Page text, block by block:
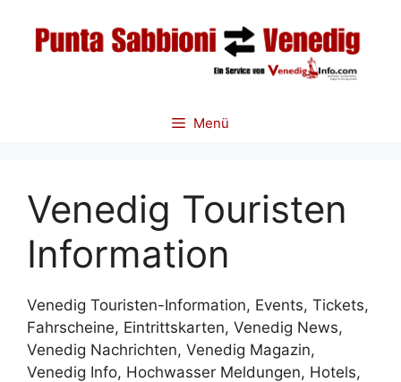
Inhalt
springen
Menü
Venedig Touristen
Information
Venedig Touristen-Information, Events, Tickets,
Fahrscheine, Eintrittskarten, Venedig News,
Venedig Nachrichten, Venedig Magazin,
Venedig Info, Hochwasser Meldungen, Hotels,